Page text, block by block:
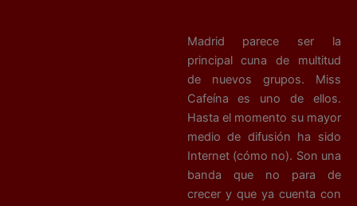
Madrid parece ser la
principal cuna de multitud
de nuevos grupos. Miss
Cafeína es uno de ellos.
Hasta el momento su mayor
medio de difusión ha sido
Internet (cómo no). Son una
banda que no para de
crecer y que ya cuenta con